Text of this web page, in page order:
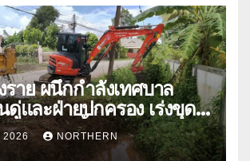
ราย ผนึกกำลังเทศบาล
และฝ่ายปกครอง เร่งขุด
วางทางน้ำ ป้องกันและลด
วม
2026 NORTHERN